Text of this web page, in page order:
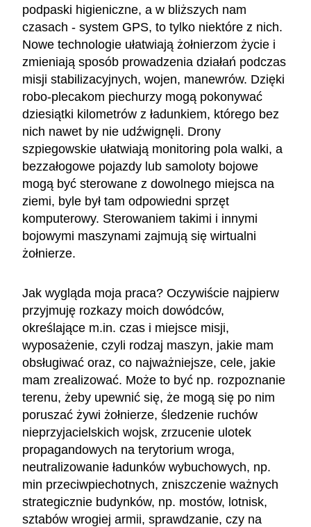
podpaski higieniczne, a w bliższych nam
czasach - system GPS, to tylko niektóre z nich.
Nowe technologie ułatwiają żołnierzom życie i
zmieniają sposób prowadzenia działań podczas
misji stabilizacyjnych, wojen, manewrów. Dzięki
robo-plecakom piechurzy mogą pokonywać
dziesiątki kilometrów z ładunkiem, którego bez
nich nawet by nie udźwignęli. Drony
szpiegowskie ułatwiają monitoring pola walki, a
bezzałogowe pojazdy lub samoloty bojowe
mogą być sterowane z dowolnego miejsca na
ziemi, byle był tam odpowiedni sprzęt
komputerowy. Sterowaniem takimi i innymi
bojowymi maszynami zajmują się wirtualni
żołnierze.
Jak wygląda moja praca? Oczywiście najpierw
przyjmuję rozkazy moich dowódców,
określające m.in. czas i miejsce misji,
wyposażenie, czyli rodzaj maszyn, jakie mam
obsługiwać oraz, co najważniejsze, cele, jakie
mam zrealizować. Może to być np. rozpoznanie
terenu, żeby upewnić się, że mogą się po nim
poruszać żywi żołnierze, śledzenie ruchów
nieprzyjacielskich wojsk, zrzucenie ulotek
propagandowych na terytorium wroga,
neutralizowanie ładunków wybuchowych, np.
min przeciwpiechotnych, zniszczenie ważnych
strategicznie budynków, np. mostów, lotnisk,
sztabów wrogiej armii, sprawdzanie, czy na